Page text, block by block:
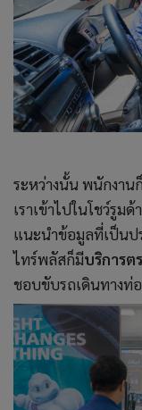
ระหว่างนั้น พนักงาน
เราเข้าไปในโชว์รูม
แนะนำข้อมูลที่เป็นป
ไทร์พลัสก็มีบริการต
ชอบขับรถเดินทางท่